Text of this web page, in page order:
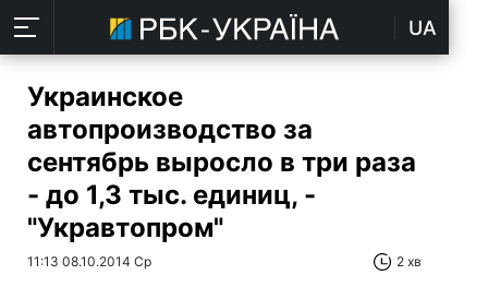
UA
Украинское
автопроизводство за
сентябрь выросло в три раза
- до 1,3 тыс. единиц, -
"Укравтопром"
11:13 08.10.2014 Ср 2 хв